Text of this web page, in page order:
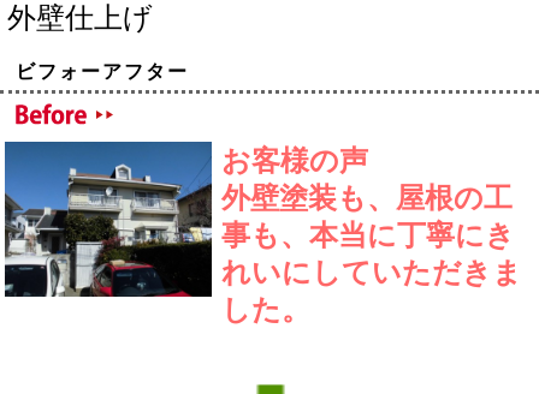
外壁仕上げ
ビフォーアフター
お客様の声
外壁塗装も、屋根の工
事も、本当に丁寧にき
れいにしていただきま
した。